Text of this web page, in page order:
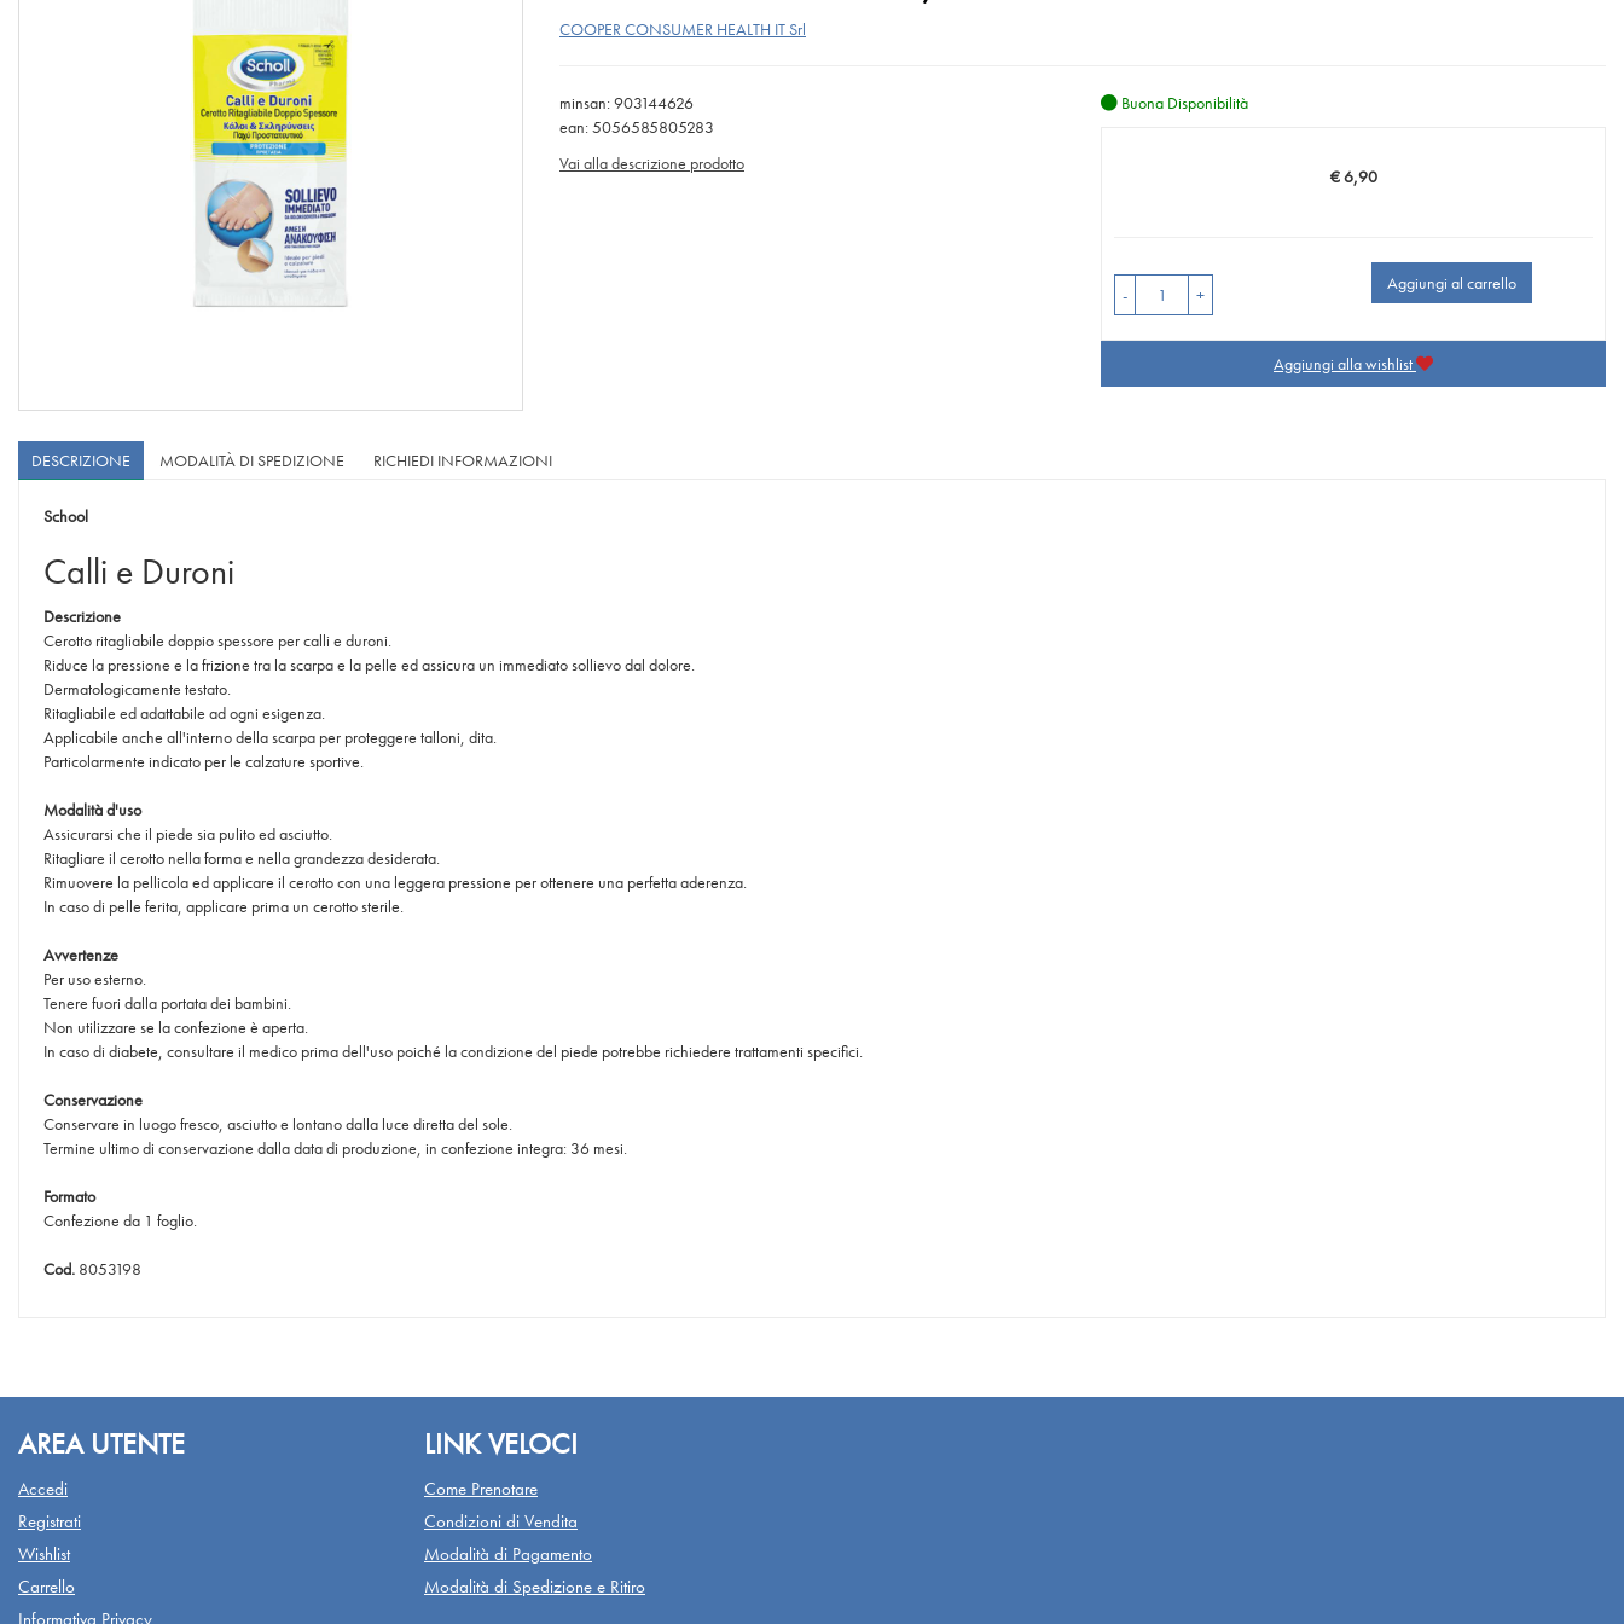
COOPER CONSUMER HEALTH IT Srl
minsan: 903144626
ean: 5056585805283
Vai alla descrizione prodotto
Buona Disponibilità
Prezzo
€ 6,90
- +
Aggiungi al carrello
Aggiungi alla wishlist
DESCRIZIONE MODALITÀ DI SPEDIZIONE RICHIEDI INFORMAZIONI
School
Calli e Duroni
Descrizione
Cerotto ritagliabile doppio spessore per calli e duroni.
Riduce la pressione e la frizione tra la scarpa e la pelle ed assicura un immediato sollievo dal dolore.
Dermatologicamente testato.
Ritagliabile ed adattabile ad ogni esigenza.
Applicabile anche all'interno della scarpa per proteggere talloni, dita.
Particolarmente indicato per le calzature sportive.
Modalità d'uso
Assicurarsi che il piede sia pulito ed asciutto.
Ritagliare il cerotto nella forma e nella grandezza desiderata.
Rimuovere la pellicola ed applicare il cerotto con una leggera pressione per ottenere una perfetta aderenza.
In caso di pelle ferita, applicare prima un cerotto sterile.
Avvertenze
Per uso esterno.
Tenere fuori dalla portata dei bambini.
Non utilizzare se la confezione è aperta.
In caso di diabete, consultare il medico prima dell'uso poiché la condizione del piede potrebbe richiedere trattamenti specifici.
Conservazione
Conservare in luogo fresco, asciutto e lontano dalla luce diretta del sole.
Termine ultimo di conservazione dalla data di produzione, in confezione integra: 36 mesi.
Formato
Confezione da 1 foglio.
Cod. 8053198
AREA UTENTE
Accedi
Registrati
Wishlist
Carrello
Informativa Privacy
LINK VELOCI
Come Prenotare
Condizioni di Vendita
Modalità di Pagamento
Modalità di Spedizione e Ritiro